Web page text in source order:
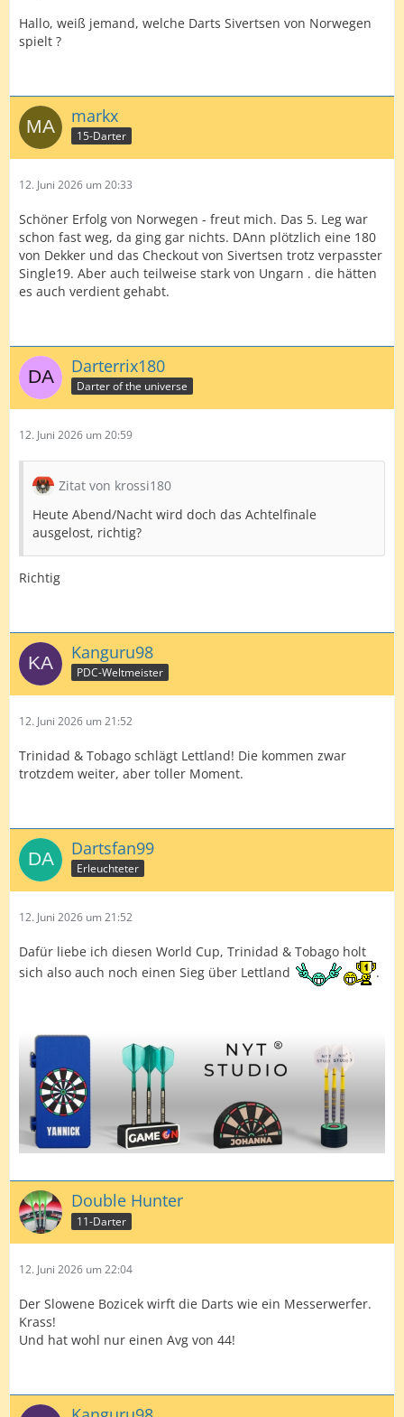
Hallo, weiß jemand, welche Darts Sivertsen von Norwegen
spielt ?
markx
15-Darter
12. Juni 2026 um 20:33
Schöner Erfolg von Norwegen - freut mich. Das 5. Leg war
schon fast weg, da ging gar nichts. DAnn plötzlich eine 180
von Dekker und das Checkout von Sivertsen trotz verpasster
Single19. Aber auch teilweise stark von Ungarn . die hätten
es auch verdient gehabt.
Darterrix180
Darter of the universe
12. Juni 2026 um 20:59
Zitat von krossi180
Heute Abend/Nacht wird doch das Achtelfinale
ausgelost, richtig?
Richtig
Kanguru98
PDC-Weltmeister
12. Juni 2026 um 21:52
Trinidad & Tobago schlägt Lettland! Die kommen zwar
trotzdem weiter, aber toller Moment.
Dartsfan99
Erleuchteter
12. Juni 2026 um 21:52
Dafür liebe ich diesen World Cup, Trinidad & Tobago holt
sich also auch noch einen Sieg über Lettland
.
Double Hunter
11-Darter
12. Juni 2026 um 22:04
Der Slowene Bozicek wirft die Darts wie ein Messerwerfer.
Krass!
Und hat wohl nur einen Avg von 44!